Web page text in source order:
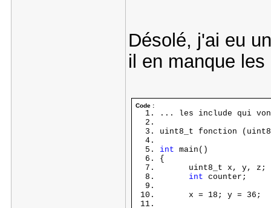
Désolé, j'ai eu
il en manque
Code :
... les include qui
uint8_t fonction
int main()
{
uint8_t x, y, z;
int counter;
x = 18; y = 36;